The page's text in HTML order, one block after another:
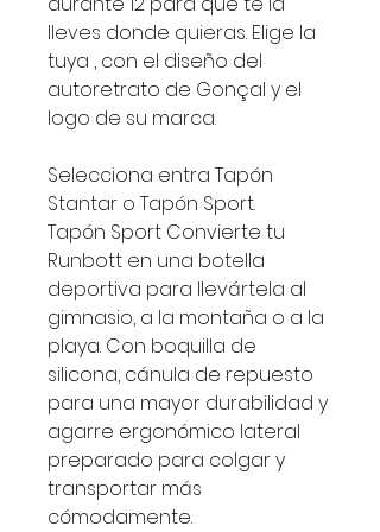
lleves donde quieras. Elige la
tuya , con el diseño del
autoretrato de Gonçal y el
logo de su marca.
Selecciona entra Tapón
Stantar o Tapón Sport.
Tapón Sport Convierte tu
Runbott en una botella
deportiva para llevártela al
gimnasio, a la montaña o a la
playa. Con boquilla de
silicona, cánula de repuesto
para una mayor durabilidad y
agarre ergonómico lateral
preparado para colgar y
transportar más
cómodamente.